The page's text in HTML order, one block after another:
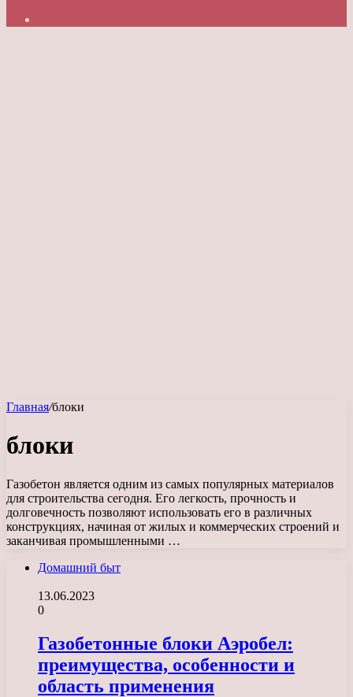
Главная/блоки
блоки
Газобетон является одним из самых популярных материалов
для строительства сегодня. Его легкость, прочность и
долговечность позволяют использовать его в различных
конструкциях, начиная от жилых и коммерческих строений и
заканчивая промышленными …
Домашний быт
13.06.2023
0
Газобетонные блоки Аэробел:
преимущества, особенности и
область применения